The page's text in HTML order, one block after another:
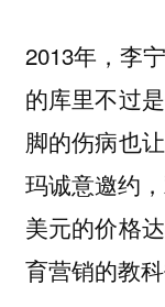
2013年，李
的库里不过
脚的伤病也
玛诚意邀约
美元的价格
育营销的教科